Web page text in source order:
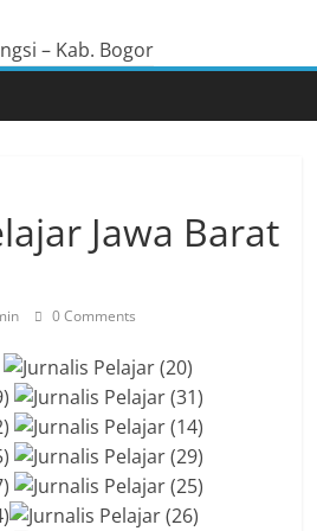
Jawa Barat
0 Comments